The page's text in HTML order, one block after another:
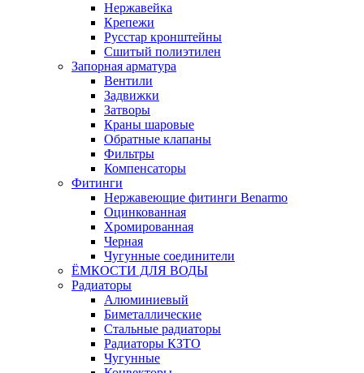
Нержавейка
Крепежи
Русстар кронштейны
Сшитый полиэтилен
Запорная арматура
Вентили
Задвижки
Затворы
Краны шаровые
Обратные клапаны
Фильтры
Компенсаторы
Фитинги
Нержавеющие фитинги Benarmo
Оцинкованная
Хромированная
Черная
Чугунные соединители
ЁМКОСТИ ДЛЯ ВОДЫ
Радиаторы
Алюминиевый
Биметаллические
Стальные радиаторы
Радиаторы КЗТО
Чугунные